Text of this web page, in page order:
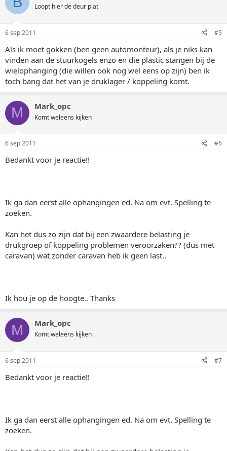
Loopt hier de deur plat
6 sep 2011 #5
Als ik moet gokken (ben geen automonteur), als je niks kan
vinden aan de stuurkogels enzo en die plastic stangen bij de
wielophanging (die willen ook nog wel eens op zijn) ben ik
toch bang dat het van je druklager / koppeling komt.
M Mark_opc
Komt weleens kijken
6 sep 2011 #6
Bedankt voor je reactie!!
Ik ga dan eerst alle ophangingen ed. Na om evt. Spelling te
zoeken.
Kan het dus zo zijn dat bij een zwaardere belasting je
drukgroep of koppeling problemen veroorzaken?? (dus met
caravan) wat zonder caravan heb ik geen last..
Ik hou je op de hoogte.. Thanks
M Mark_opc
Komt weleens kijken
6 sep 2011 #7
Bedankt voor je reactie!!
Ik ga dan eerst alle ophangingen ed. Na om evt. Spelling te
zoeken.